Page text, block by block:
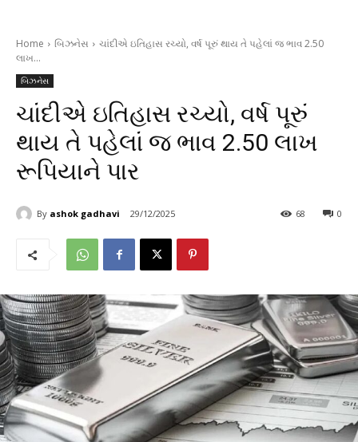
Home બિઝનેસ
ચાંદીએ ઇતિહાસ રચ્યો, વર્ષ પૂરું થાય તે પહેલાં જ ભાવ 2.50
લાખ...
બિઝનેસ
ચાંદીએ ઇતિહાસ રચ્યો, વર્ષ પૂરું
થાય તે પહેલાં જ ભાવ 2.50 લાખ
રૂપિયાને પાર
By ashok gadhavi 29/12/2025 0
68